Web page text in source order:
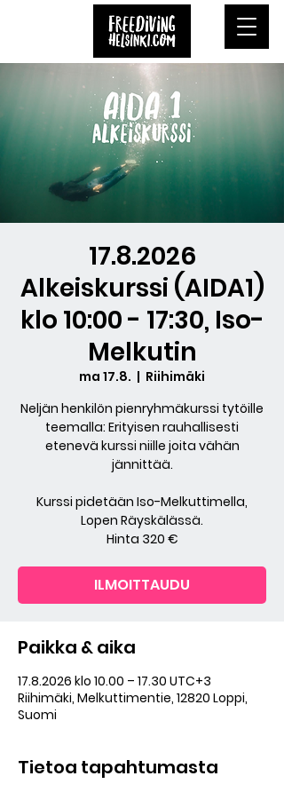
17.8.2026
Alkeiskurssi (AIDA1)
klo 10:00 - 17:30, Iso-
Melkutin
ma 17.8.
  |
Riihimäki
Neljän henkilön pienryhmäkurssi tytöille
teemalla: Erityisen rauhallisesti
etenevä kurssi niille joita vähän
jännittää.
Kurssi pidetään Iso-Melkuttimella,
Lopen Räyskälässä.
Hinta 320 €
ILMOITTAUDU
Paikka & aika
17.8.2026 klo 10.00 – 17.30 UTC+3
Riihimäki, Melkuttimentie, 12820 Loppi,
Suomi
Tietoa tapahtumasta